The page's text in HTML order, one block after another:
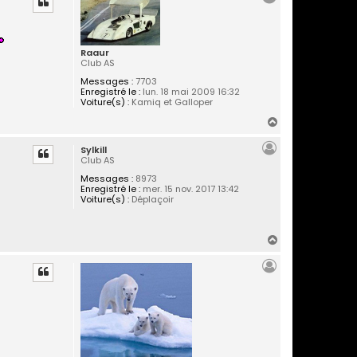
Raaur
Club AS
Messages :7703
Enregistré le :lun. 18 mai 2009 16:32
Voiture(s) :Kamiq et Galloper
Sylkill
Club AS
Messages :8973
Enregistré le :mer. 15 nov. 2017 13:42
Voiture(s) :Déplaçoir